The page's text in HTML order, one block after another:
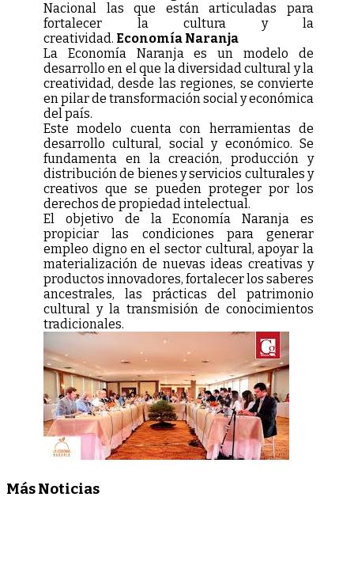
Nacional las que están articuladas para
fortalecer la cultura y la
creatividad. Economía Naranja
La Economía Naranja es un modelo de
desarrollo en el que la diversidad cultural y la
creatividad, desde las regiones, se convierte
en pilar de transformación social y económica
del país.
Este modelo cuenta con herramientas de
desarrollo cultural, social y económico. Se
fundamenta en la creación, producción y
distribución de bienes y servicios culturales y
creativos que se pueden proteger por los
derechos de propiedad intelectual.
El objetivo de la Economía Naranja es
propiciar las condiciones para generar
empleo digno en el sector cultural, apoyar la
materialización de nuevas ideas creativas y
productos innovadores, fortalecer los saberes
ancestrales, las prácticas del patrimonio
cultural y la transmisión de conocimientos
tradicionales.
Más Noticias